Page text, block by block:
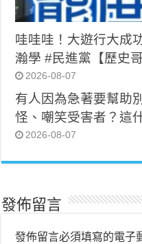
哇哇哇！大遊行大成
瀚學 #民進黨【歷史
2026-08-07
有人因為急著要幫助
怪、嘲笑受害者？這
2026-08-07
發佈留言
發佈留言必須填寫的電子